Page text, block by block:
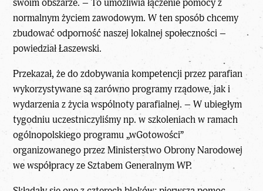
swoim obszarze. – To umożliwia łączenie pomocy z
normalnym życiem zawodowym. W ten sposób chcemy
zbudować odporność naszej lokalnej społeczności –
powiedział Łaszewski.
Przekazał, że do zdobywania kompetencji przez parafian
wykorzystywane są zarówno programy rządowe, jak i
wydarzenia z życia wspólnoty parafialnej. – W ubiegłym
tygodniu uczestniczyliśmy np. w szkoleniach w ramach
ogólnopolskiego programu „wGotowości”
organizowanego przez Ministerstwo Obrony Narodowej
we współpracy ze Sztabem Generalnym WP.